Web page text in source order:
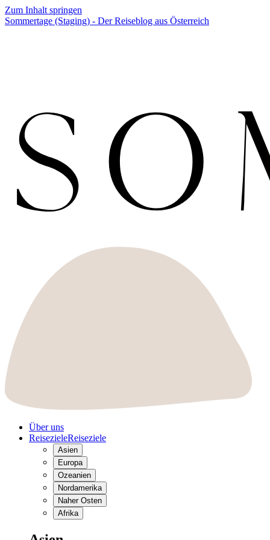
Zum Inhalt springen
Sommertage (Staging) - Der Reiseblog aus Österreich
Über uns
ReisezieleReiseziele
Asien
Europa
Ozeanien
Nordamerika
Naher Osten
Afrika